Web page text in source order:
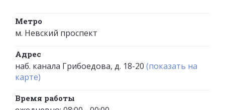
Метро
м. Невский проспект
Адрес
наб. канала Грибоедова, д. 18-20 (показать на
карте)
Время работы